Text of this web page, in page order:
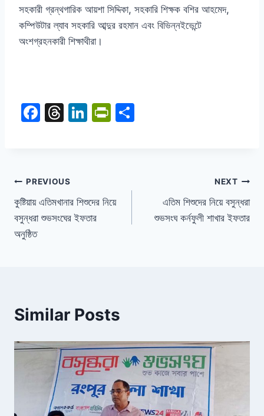
সহকারী গ্রন্থগারিক আয়শা সিদ্দিকা, সহকারি শিক্ষক বশির আহমেদ,
কম্পিউটার ল্যাব সহকারি আব্দুর রহমান এবং বিভিন্নইভেন্টে
অংশগ্রহনকারী শিক্ষাথীরা।
F
b
o
o
T
d
s
Li
n
Pr
n
PREVIOUS
কুষ্টিয়ায় এতিমখানার শিশুদের নিয়ে
বসুন্ধরা শুভসংঘের ইফতার
অনুষ্ঠিত
NEXT
এতিম শিশুদের নিয়ে বসুন্ধরা
শুভসংঘ কর্নফুলী শাখার ইফতার
Similar Posts